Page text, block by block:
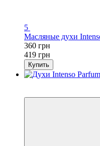
5
Масляные духи
360 грн
419 грн
Купить